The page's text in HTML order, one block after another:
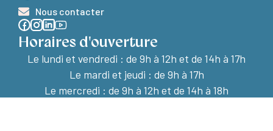
Nous contacter
Horaires d'ouverture
Le lundi et vendredi : de 9h à 12h et de 14h à 17h
Le mardi et jeudi : de 9h à 17h
Le mercredi : de 9h à 12h et de 14h à 18h